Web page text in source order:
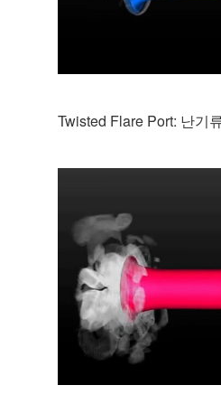
Twisted Flare Port: 난기